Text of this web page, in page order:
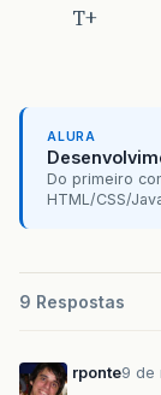
T+
ALURA
Do primeiro
HTML/CSS/
9 Respostas
rponte9 de